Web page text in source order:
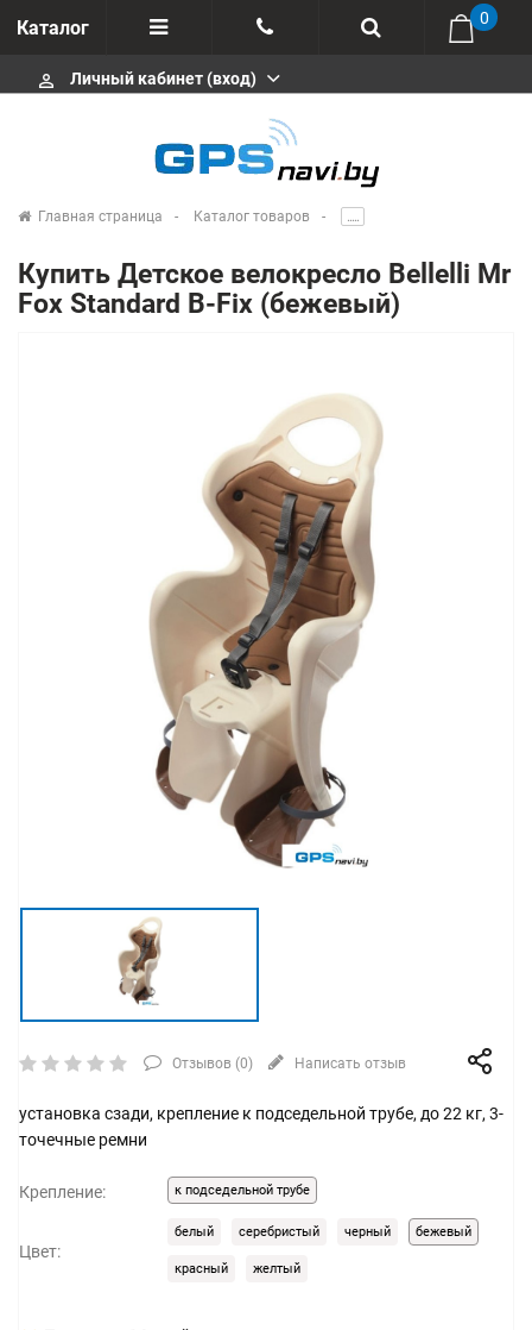
Каталог
Отзывы
+375 291646666
msa333
info@gpsnavi.by
0
perm_identity Личный кабинет (вход)
Главная страница Каталог товаров .....
Купить Детское велокресло Bellelli Mr
Fox Standard B-Fix (бежевый)
Отзывов (0) Написать отзыв
установка сзади, крепление к подседельной трубе, до 22 кг, 3-
точечные ремни
Крепление: к подседельной трубе
Цвет:
белый серебристый черный бежевый
красный желтый